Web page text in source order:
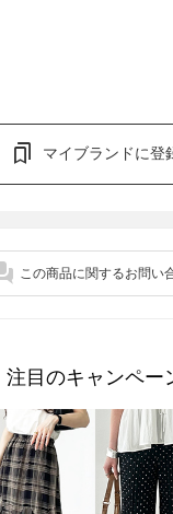
マイブランドに登
この商品に関するお問い
注目のキャンペー